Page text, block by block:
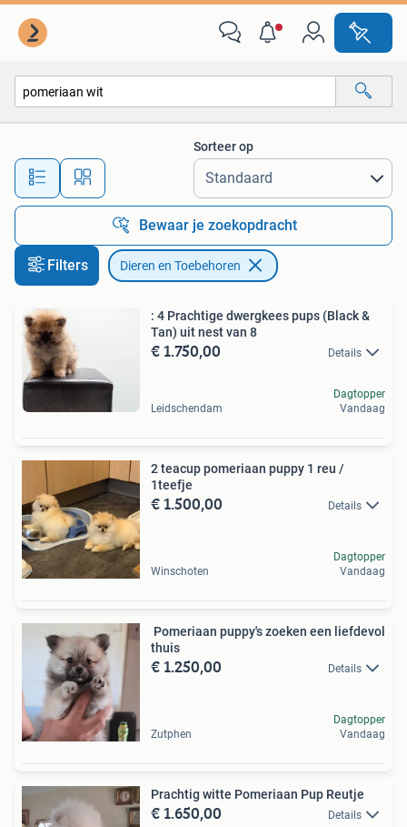
Alle afstanden…
Sorteer op
Bewaar je zoekopdracht
Filters Dieren en Toebehoren
: 4 Prachtige dwergkees pups (Black &
Tan) uit nest van 8
€ 1.750,00 Details
Leidschendam
Dagtopper
Vandaag
2 teacup pomeriaan puppy 1 reu /
1teefje
€ 1.500,00 Details
Winschoten
Dagtopper
Vandaag
️ Pomeriaan puppy's zoeken een liefdevol
thuis
€ 1.250,00 Details
Zutphen
Dagtopper
Vandaag
Prachtig witte Pomeriaan Pup Reutje
€ 1.650,00 Details